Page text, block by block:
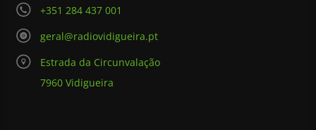
+351 284 437 001
geral@radiovidigueira.pt
Estrada da Circunvalação
7960 Vidigueira